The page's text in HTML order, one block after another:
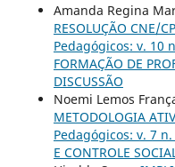
Amanda Regina
RESOLUÇÃO CNE/
Pedagógicos: v. 10
FORMAÇÃO DE
DISCUSSÃO
Noemi Lemos
METODOLOGIA
Pedagógicos: v. 7
E CONTROLE